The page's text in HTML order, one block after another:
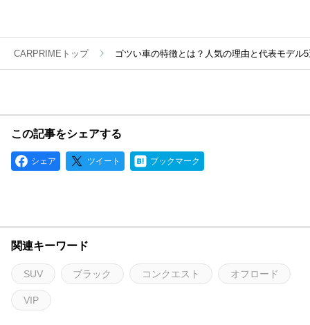
CARPRIMEトップ ゴツい車の特徴とは？人気の理由と代表モデル
この記事をシェアする
シェア ツイート ブックマーク
関連キーワード
SUV ブラック コンクエスト オフロード
VIP